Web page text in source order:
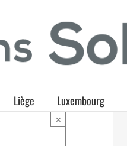
Liège Luxembourg
×